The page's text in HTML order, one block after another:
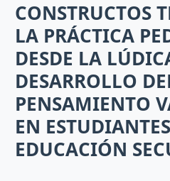
CONSTRUCTOS
LA PRÁCTICA
DESDE LA
DESARROLLO
PENSAMIENTO
EN
EDUCACIÓN